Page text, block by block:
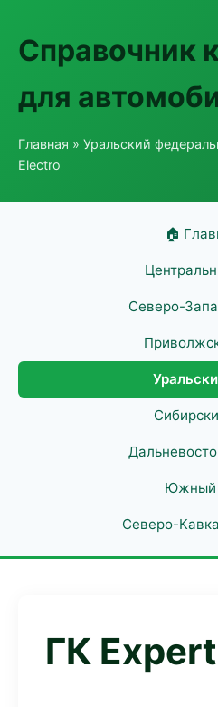
Справочник
для
Главная » Уральский
Electro
🏠
Северо-
Северо-
ГК